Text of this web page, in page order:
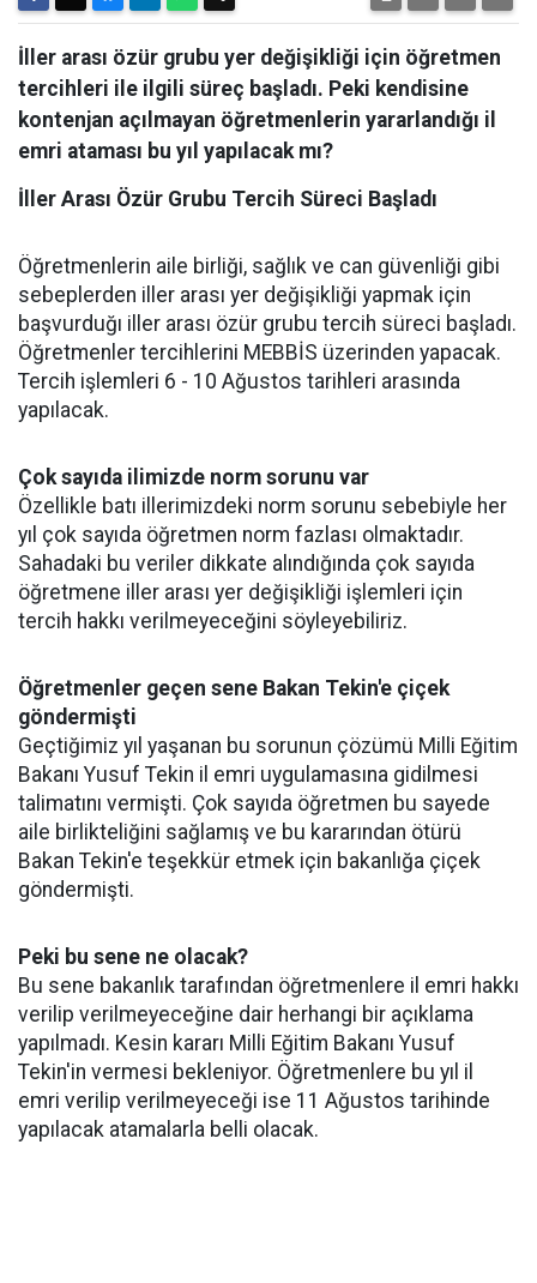
İller arası özür grubu yer değişikliği için öğretmen
tercihleri ile ilgili süreç başladı. Peki kendisine
kontenjan açılmayan öğretmenlerin yararlandığı il
emri ataması bu yıl yapılacak mı?
İller Arası Özür Grubu Tercih Süreci Başladı
Öğretmenlerin aile birliği, sağlık ve can güvenliği gibi
sebeplerden iller arası yer değişikliği yapmak için
başvurduğı iller arası özür grubu tercih süreci başladı.
Öğretmenler tercihlerini MEBBİS üzerinden yapacak.
Tercih işlemleri 6 - 10 Ağustos tarihleri arasında
yapılacak.
Çok sayıda ilimizde norm sorunu var
Özellikle batı illerimizdeki norm sorunu sebebiyle her
yıl çok sayıda öğretmen norm fazlası olmaktadır.
Sahadaki bu veriler dikkate alındığında çok sayıda
öğretmene iller arası yer değişikliği işlemleri için
tercih hakkı verilmeyeceğini söyleyebiliriz.
Öğretmenler geçen sene Bakan Tekin'e çiçek
göndermişti
Geçtiğimiz yıl yaşanan bu sorunun çözümü Milli Eğitim
Bakanı Yusuf Tekin il emri uygulamasına gidilmesi
talimatını vermişti. Çok sayıda öğretmen bu sayede
aile birlikteliğini sağlamış ve bu kararından ötürü
Bakan Tekin'e teşekkür etmek için bakanlığa çiçek
göndermişti.
Peki bu sene ne olacak?
Bu sene bakanlık tarafından öğretmenlere il emri hakkı
verilip verilmeyeceğine dair herhangi bir açıklama
yapılmadı. Kesin kararı Milli Eğitim Bakanı Yusuf
Tekin'in vermesi bekleniyor. Öğretmenlere bu yıl il
emri verilip verilmeyeceği ise 11 Ağustos tarihinde
yapılacak atamalarla belli olacak.